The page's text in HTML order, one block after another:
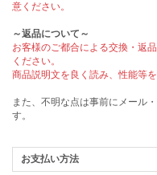
意ください。
～返品について～
お客様のご都合による交換・返
ください。
商品説明文を良く読み、性能等
また、不明な点は事前にメール
す。
お支払い方法